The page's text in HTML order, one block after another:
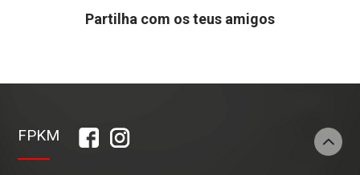
Partilha com os teus amigos
FPKM